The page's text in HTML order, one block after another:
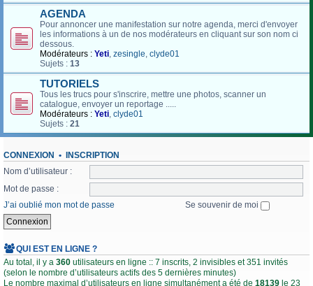
AGENDA
Pour annoncer une manifestation sur notre agenda, merci d'envoyer
les informations à un de nos modérateurs en cliquant sur son nom ci
dessous.
Modérateurs : Yeti, zesingle, clyde01
Sujets : 13
TUTORIELS
Tous les trucs pour s'inscrire, mettre une photos, scanner un
catalogue, envoyer un reportage .....
Modérateurs : Yeti, clyde01
Sujets : 21
CONNEXION • INSCRIPTION
Nom d’utilisateur :
Mot de passe :
J’ai oublié mon mot de passe
Se souvenir de moi
QUI EST EN LIGNE ?
Au total, il y a 360 utilisateurs en ligne :: 7 inscrits, 2 invisibles et 351 invités
(selon le nombre d’utilisateurs actifs des 5 dernières minutes)
Le nombre maximal d’utilisateurs en ligne simultanément a été de 18139 le 23